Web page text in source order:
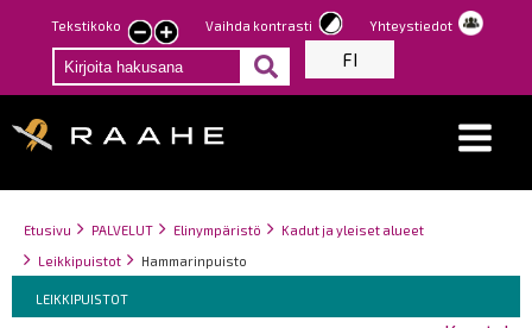
Hyppää
pääsisältöön
Tekstikoko
Pienennä
tekstin
kokoa
Suurenna
tekstin
kokoa
Vaihda kontrasti Yhteystiedot
FI
Breadcrumbs
You
are
Etusivu PALVELUT Elinympäristö
Kadut ja yleiset alueet
Leikkipuistot
Hammarinpuisto
Breadcrumbs
You
are
LEIKKIPUISTOT